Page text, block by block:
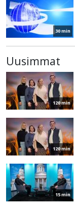
30 min
Uusimmat
120 min
120 min
15 min